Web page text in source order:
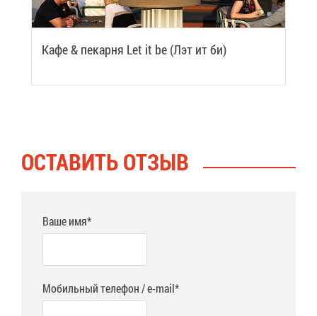
Ка­фе & пе­кар­ня Let it be (Лэт ит би)
ОСТА­ВИТЬ ОТ­ЗЫВ
Ваше имя*
Мобильный телефон / e-mail*